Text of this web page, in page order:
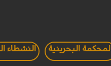
المحكمة البحرينية النشطاء